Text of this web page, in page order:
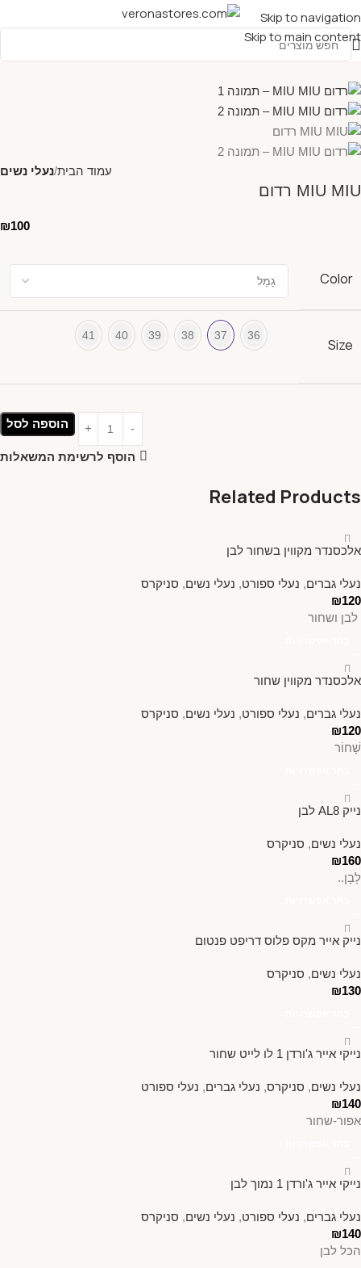
Skip to navigation
Skip to main content
עמוד הבית נעלי נשים
MIU MIU רדום
₪100
Color
Size
36
37
38
39
40
41
הוספה לסל
הוסף לרשימת המשאלות
Related Products
אלכסנדר מקווין בשחור לבן
נעלי גברים, נעלי ספורט, נעלי נשים, סניקרס
₪120
לבן ושחור
אלכסנדר מקווין שחור
נעלי גברים, נעלי ספורט, נעלי נשים, סניקרס
₪120
שָׁחוֹר
נייק AL8 לבן
נעלי נשים, סניקרס
₪160
לָבָן..
נייק אייר מקס פלוס דריפט פנטום
נעלי נשים, סניקרס
₪130
נייקי אייר ג'ורדן 1 לו לייט שחור
נעלי נשים, סניקרס, נעלי גברים, נעלי ספורט
₪140
אפור-שחור
נייקי אייר ג'ורדן 1 נמוך לבן
נעלי גברים, נעלי ספורט, נעלי נשים, סניקרס
₪140
הכל לבן